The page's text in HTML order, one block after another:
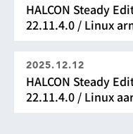
HALCON Steady
22.11.4.0 / Linux
2025.12.12
HALCON Steady
22.11.4.0 / Linux